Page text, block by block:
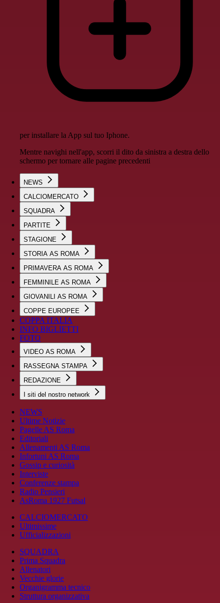
per installare la App sul tuo Iphone.
Mentre navighi nell'app, scorri il dito da sinistra a destra dello
schermo per tornare alle pagine precedenti
NEWS
CALCIOMERCATO
SQUADRA
PARTITE
STAGIONE
STORIA AS ROMA
PRIMAVERA AS ROMA
FEMMINILE AS ROMA
GIOVANILI AS ROMA
COPPE EUROPEE
COPPA ITALIA
INFO BIGLIETTI
FOTO
VIDEO AS ROMA
RASSEGNA STAMPA
REDAZIONE
I siti del nostro network
NEWS
Ultime Notizie
Pagelle AS Roma
Editoriali
Allenamenti AS Roma
Infortuni AS Roma
Gossip e curiosità
Interviste
Conferenze stampa
Radio Pensieri
AsRoma 1927 Futsal
CALCIOMERCATO
Ultimissime
Ufficializzazioni
SQUADRA
Prima Squadra
Allenatori
Vecchie glorie
Organigramma tecnico
Struttura organizzativa